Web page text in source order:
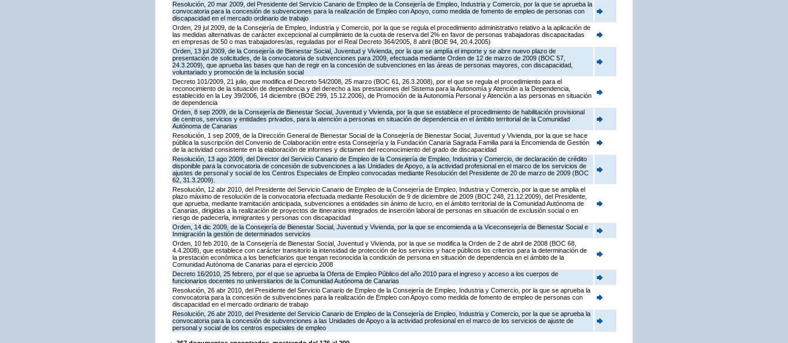
Resolución, 20 mar 2009, del Presidente del Servicio Canario de Empleo de la Consejería de Empleo, Industria y Comercio, por la que se aprueba la
convocatoria para la concesión de subvenciones para la realización de Empleo con Apoyo, como medida de fomento de empleo de personas con
discapacidad en el mercado ordinario de trabajo
Orden, 29 jul 2009, de la Consejería de Empleo, Industria y Comercio, por la que se regula el procedimiento administrativo relativo a la aplicación de
las medidas alternativas de carácter excepcional al cumplimieto de la cuota de reserva del 2% en favor de personas trabajadoras discapacitadas
en empresas de 50 o mas trabajadores/as, reguladas por el Real Decreto 364/2005, 8 abril (BOE 94, 20.4.2005)
Orden, 13 jul 2009, de la Consejería de Bienestar Social, Juventud y Vivienda, por la que se amplía el importe y se abre nuevo plazo de
presentación de solicitudes, de la convocatoria de subvenciones para 2009, efectuada mediante Orden de 12 de marzo de 2009 (BOC 57,
24.3.2009), que aprueba las bases que han de regir en la concesión de subvenciones en las áreas de personas mayores, con discapacidad,
voluntariado y promoción de la inclusión social
Decreto 101/2009, 21 julio, que modifica el Decreto 54/2008, 25 marzo (BOC 61, 26.3.2008), por el que se regula el procedimiento para el
reconocimiento de la situación de dependencia y del derecho a las prestaciones del Sistema para la Autonomía y Atención a la Dependencia,
establecido en la Ley 39/2006, 14 diciembre (BOE 299, 15.12.2006), de Promoción de la Autonomía Personal y Atención a las personas en situación
de dependencia
Orden, 8 sep 2009, de la Consejería de Bienestar Social, Juventud y Vivienda, por la que se establece el procedimiento de habilitación provisional
de centros, servicios y entidades privados, para la atención a personas en situación de dependencia en el ámbito territorial de la Comunidad
Autónoma de Canarias
Resolución, 1 sep 2009, de la Dirección General de Bienestar Social de la Consejería de Bienestar Social, Juventud y Vivienda, por la que se hace
pública la suscripción del Convenio de Colaboración entre esta Consejería y la Fundación Canaria Sagrada Familia para la Encomienda de Gestión
de la actividad consistente en la elaboración de informes y dictamen del reconocimiento del grado de discapacidad
Resolución, 13 ago 2009, del Director del Servicio Canario de Empleo de la Consejería de Empleo, Industria y Comercio, de declaración de crédito
disponible para la convocatoria de concesión de subvenciones a las Unidades de Apoyo, a la actividad profesional en el marco de los servicios de
ajustes de personal y social de los Centros Especiales de Empleo convocadas mediante Resolución del Presidente de 20 de marzo de 2009 (BOC
62, 31.3.2009).
Resolución, 12 abr 2010, del Presidente del Servicio Canario de Empleo de la Consejería de Empleo, Industria y Comercio, por la que se amplia el
plazo máximo de resolución de la convocatoria efectuada mediante Resolución de 9 de diciembre de 2009 (BOC 248, 21.12.2009), del Presidente,
que aprueba, mediante tramitación anticipada, subvenciones a entidades sin ánimo de lucro, en el ámbito territorial de la Comunidad Autónoma de
Canarias, dirigidas a la realización de proyectos de itinerarios integrados de inserción laboral de personas en situación de exclusión social o en
riesgo de padecerla, inmigrantes y personas con discapacidad
Orden, 14 dic 2009, de la Consejería de Bienestar Social, Juventud y Vivienda, por la que se encomienda a la Viceconsejería de Bienestar Social e
Inmigración la gestión de determinados servicios
Orden, 10 feb 2010, de la Consejería de Bienestar Social, Juventud y Vivienda, por la que se modifica la Orden de 2 de abril de 2008 (BOC 68,
4.4.2008), que establece con carácter transitorio la intensidad de protección de los servicios y hace públicos los criterios para la determinación de
la prestación económica a los beneficiarios que tengan reconocida la condición de persona en situación de dependencia en el ámbito de la
Comunidad Autónoma de Canarias para el ejercicio 2008
Decreto 16/2010, 25 febrero, por el que se aprueba la Oferta de Empleo Público del año 2010 para el ingreso y acceso a los cuerpos de
funcionarios docentes no universitarios de la Comunidad Autónoma de Canarias
Resolución, 26 abr 2010, del Presidente del Servicio Canario de Empleo de la Consejería de Empleo, Industria y Comercio, por la que se aprueba la
convocatoria para la concesión de subvenciones para la realización de Empleo con Apoyo como medida de fomento de empleo de personas con
discapacidad en el mercado ordinario de trabajo
Resolución, 26 abr 2010, del Presidente del Servicio Canario de Empleo de la Consejería de Empleo, Industria y Comercio, por la que se aprueba la
convocatoria para la concesión de subvenciones a las Unidades de Apoyo a la actividad profesional en el marco de los servicios de ajuste de
personal y social de los centros especiales de empleo